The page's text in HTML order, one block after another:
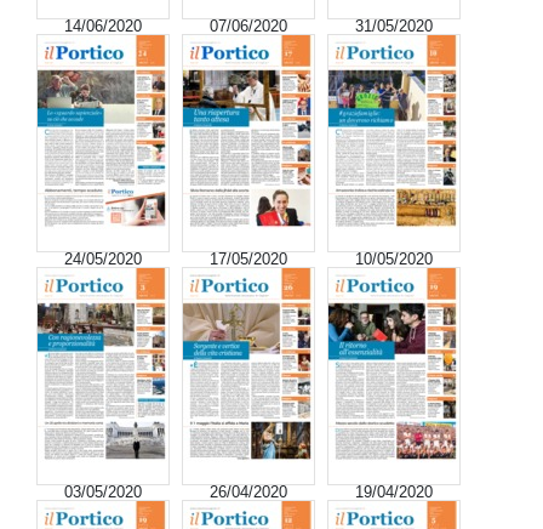
14/06/2020 07/06/2020 31/05/2020
24/05/2020 17/05/2020 10/05/2020
03/05/2020 26/04/2020 19/04/2020